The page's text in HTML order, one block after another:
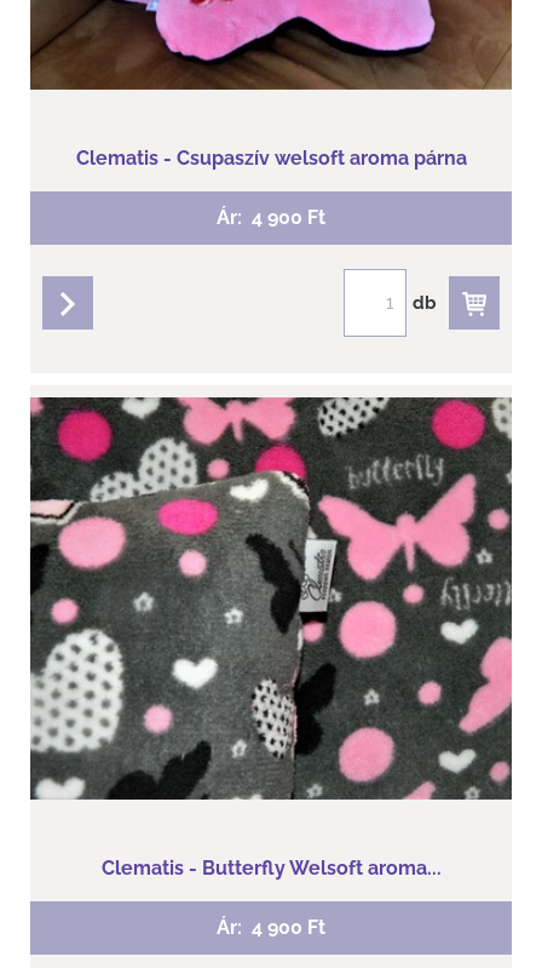
Clematis - Csupaszív welsoft aroma párna
Ár: 4 900 Ft
db
Clematis - Butterfly Welsoft aroma...
Mérete:41 cm x 38 cm
Clematis - Butterfly Welsoft aroma...
Ár: 4 900 Ft